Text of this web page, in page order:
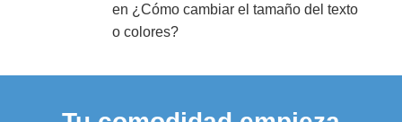
en ¿Cómo cambiar el tamaño del texto
o colores?